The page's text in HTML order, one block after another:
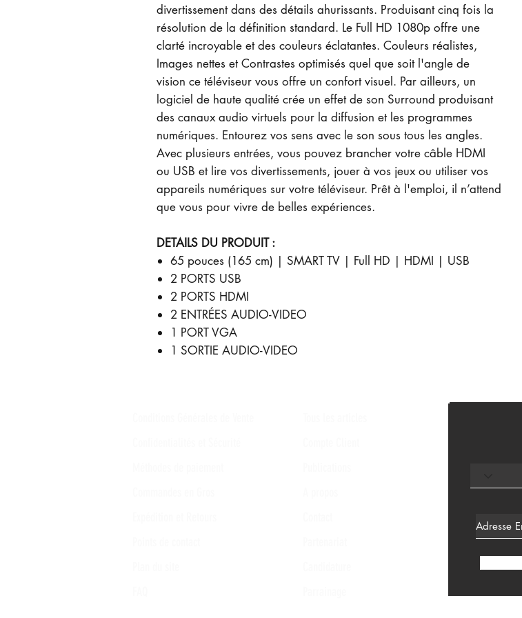
divertissement dans des détails ahurissants. Produisant cinq fois la
résolution de la définition standard. Le Full HD 1080p offre une
clarté incroyable et des couleurs éclatantes. Couleurs réalistes,
Images nettes et Contrastes optimisés quel que soit l'angle de
vision ce téléviseur vous offre un confort visuel. Par ailleurs, un
logiciel de haute qualité crée un effet de son Surround produisant
des canaux audio virtuels pour la diffusion et les programmes
numériques. Entourez vos sens avec le son sous tous les angles.
Avec plusieurs entrées, vous pouvez brancher votre câble HDMI
ou USB et lire vos divertissements, jouer à vos jeux ou utiliser vos
appareils numériques sur votre téléviseur. Prêt à l'emploi, il n’attend
que vous pour vivre de belles expériences.
DETAILS DU PRODUIT :
65 pouces (165 cm) | SMART TV | Full HD | HDMI | USB
2 PORTS USB
2 PORTS HDMI
2 ENTRÉES AUDIO-VIDEO
1 PORT VGA
1 SORTIE AUDIO-VIDEO